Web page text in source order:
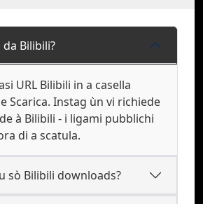
da Bilibili?
URL Bilibili in a casella
Scarica. Instag ùn vi richiede
à Bilibili - i ligami pubblichi
di a scatula.
sò Bilibili downloads?